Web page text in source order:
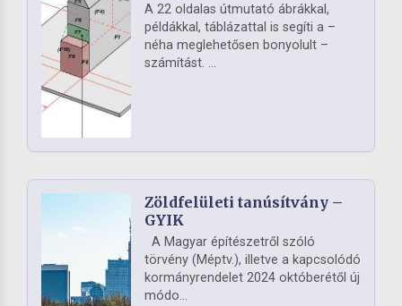
A 22 oldalas útmutató ábrákkal,
példákkal, táblázattal is segíti a –
néha meglehetősen bonyolult –
számítást. ...
Zöldfelületi tanúsítvány –
GYIK
A Magyar építészetről szóló
törvény (Méptv.), illetve a kapcsolódó
kormányrendelet 2024 októberétől új
módo...